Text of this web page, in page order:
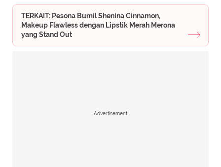
TERKAIT: Pesona Bumil Shenina Cinnamon,
Makeup Flawless dengan Lipstik Merah Merona
yang Stand Out
Advertisement